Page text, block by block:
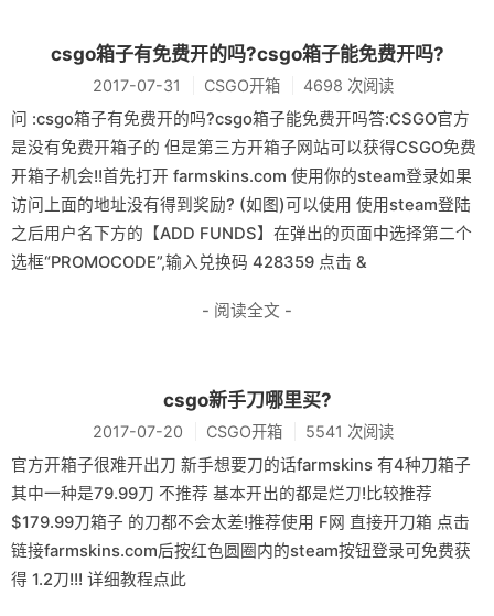
csgo箱子有免费开的吗?csgo箱子能免费开吗?
2017-07-31 CSGO开箱 4698 次阅读
问 :csgo箱子有免费开的吗?csgo箱子能免费开吗答:CSGO官方
是没有免费开箱子的 但是第三方开箱子网站可以获得CSGO免费
开箱子机会!!首先打开 farmskins.com 使用你的steam登录如果
访问上面的地址没有得到奖励? (如图)可以使用 使用steam登陆
之后用户名下方的【ADD FUNDS】在弹出的页面中选择第二个
选框“PROMOCODE”,输入兑换码 428359 点击 &
- 阅读全文 -
csgo新手刀哪里买?
2017-07-20 CSGO开箱 5541 次阅读
官方开箱子很难开出刀 新手想要刀的话farmskins 有4种刀箱子
其中一种是79.99刀 不推荐 基本开出的都是烂刀!比较推荐
$179.99刀箱子 的刀都不会太差!推荐使用 F网 直接开刀箱 点击
链接farmskins.com后按红色圆圈内的steam按钮登录可免费获
得 1.2刀!!! 详细教程点此